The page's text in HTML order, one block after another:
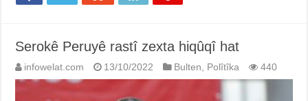
Serokê Peruyê rastî zexta hiqûqî hat
infowelat.com 13/10/2022 Bulten Polîtîka 440